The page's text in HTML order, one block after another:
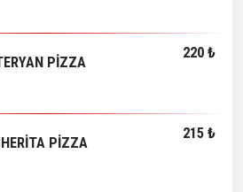
PİZZA
220 ₺
PİZZA
215 ₺